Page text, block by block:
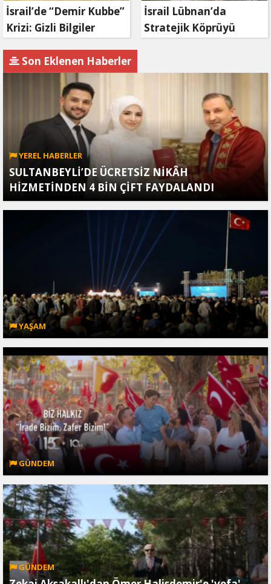
İsrail’de “Demir Kubbe”
Krizi: Gizli Bilgiler
Gözaltında
İsrail Lübnan’da
Stratejik Köprüyü
Son Eklenen Haberler
YEREL HABERLER
SULTANBEYLİ’DE ÜCRETSİZ NİKÂH
HİZMETİNDEN 4 BİN ÇİFT FAYDALANDI
YAŞAM
GÜNDEM
GÜNDEM